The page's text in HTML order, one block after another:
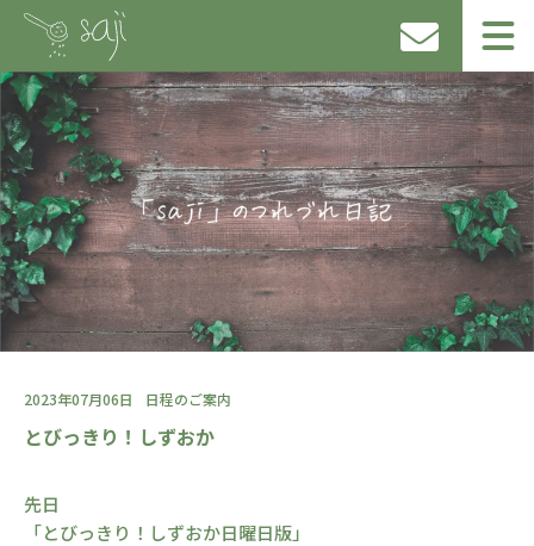
2023年07月06日 日程のご案内
とびっきり！しずおか
先日
「とびっきり！しずおか日曜日版」